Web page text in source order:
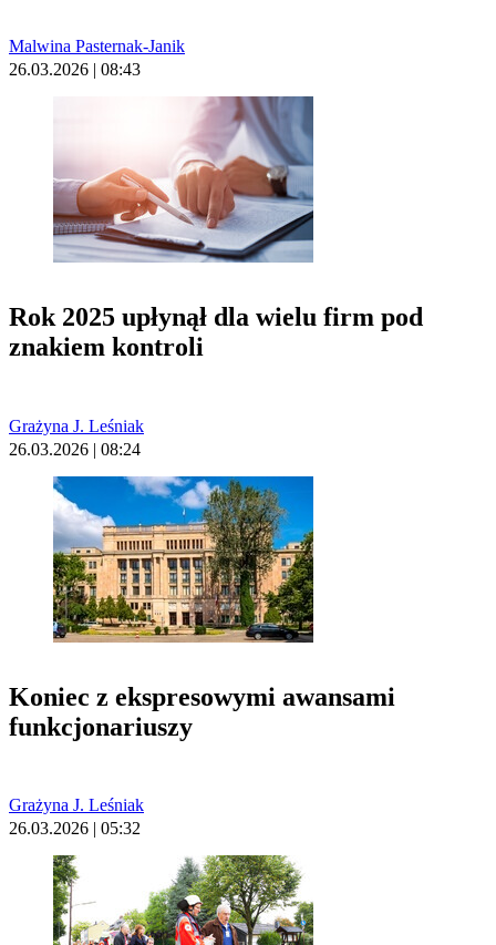
Malwina Pasternak-Janik
26.03.2026 | 08:43
Rok 2025 upłynął dla wielu firm pod
znakiem kontroli
Grażyna J. Leśniak
26.03.2026 | 08:24
Koniec z ekspresowymi awansami
funkcjonariuszy
Grażyna J. Leśniak
26.03.2026 | 05:32